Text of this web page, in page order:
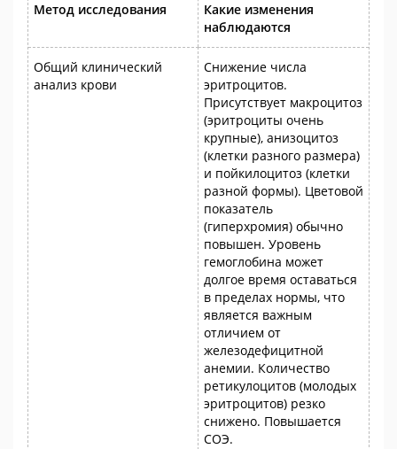
Метод исследования
Какие изменения
наблюдаются
Общий клинический
анализ крови
Снижение числа
эритроцитов.
Присутствует макроцитоз
(эритроциты очень
крупные), анизоцитоз
(клетки разного размера)
и пойкилоцитоз (клетки
разной формы). Цветовой
показатель
(гиперхромия) обычно
повышен. Уровень
гемоглобина может
долгое время оставаться
в пределах нормы, что
является важным
отличием от
железодефицитной
анемии. Количество
ретикулоцитов (молодых
эритроцитов) резко
снижено. Повышается
СОЭ.